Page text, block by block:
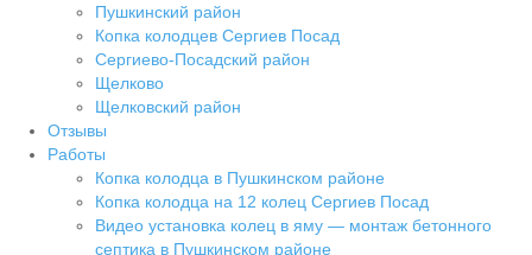
Пушкинский район
Копка колодцев Сергиев Посад
Сергиево-Посадский район
Щелково
Щелковский район
Отзывы
Работы
Копка колодца в Пушкинском районе
Копка колодца на 12 колец Сергиев Посад
Видео установка колец в яму — монтаж бетонного
септика в Пушкинском районе